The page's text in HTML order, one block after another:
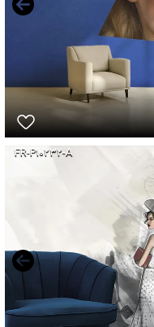
FR-P۱۰۲۳۲-A